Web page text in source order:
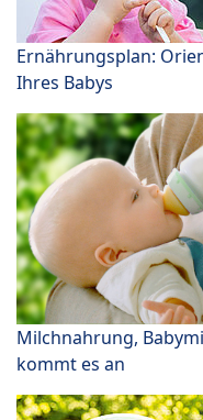
Ernährungsplan:
Ihres Babys
Milchnahrung,
kommt es an